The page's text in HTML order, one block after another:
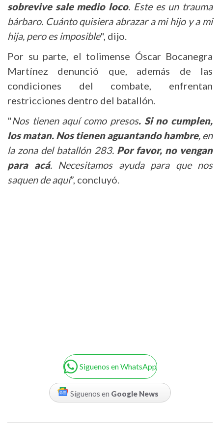
sobrevive sale medio loco. Este es un trauma
bárbaro. Cuánto quisiera abrazar a mi hijo y a mi
hija, pero es imposible", dijo.
Por su parte, el tolimense Óscar Bocanegra
Martínez denunció que, además de las
condiciones del combate, enfrentan
restricciones dentro del batallón.
"Nos tienen aquí como presos. Si no cumplen,
los matan. Nos tienen aguantando hambre, en
la zona del batallón 283. Por favor, no vengan
para acá. Necesitamos ayuda para que nos
saquen de aquí”, concluyó.
Siguenos en WhatsApp
Síguenos en Google News